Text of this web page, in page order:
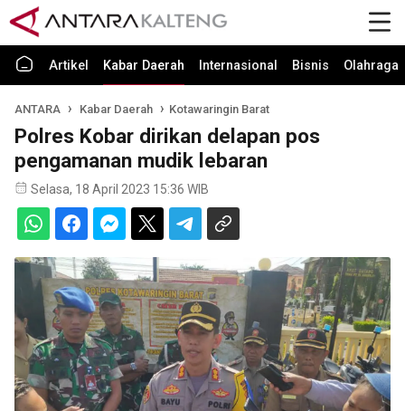
Artikel Kabar Daerah Internasional Bisnis Olahraga
ANTARA Kabar Daerah Kotawaringin Barat
Polres Kobar dirikan delapan pos
pengamanan mudik lebaran
Selasa, 18 April 2023 15:36 WIB